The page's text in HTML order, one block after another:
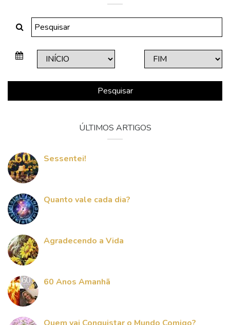
Pesquisar
ÚLTIMOS ARTIGOS
Sessentei!
Quanto vale cada dia?
Agradecendo a Vida
60 Anos Amanhã
Quem vai Conquistar o Mundo Comigo?